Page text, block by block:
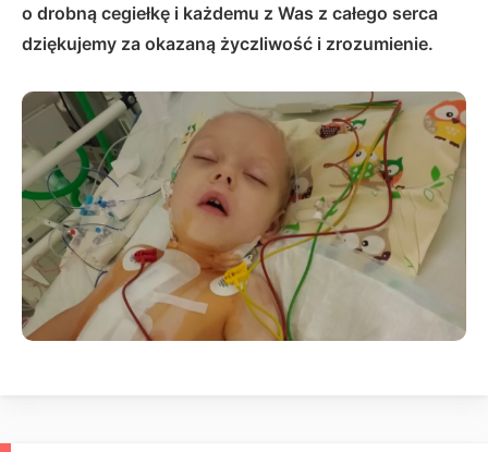
o drobną cegiełkę i każdemu z Was z całego serca
dziękujemy za okazaną życzliwość i zrozumienie.